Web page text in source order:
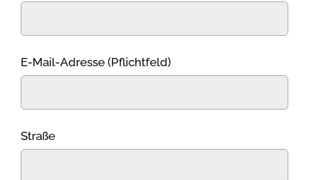
E-Mail-Adresse (Pflichtfeld)
Straße